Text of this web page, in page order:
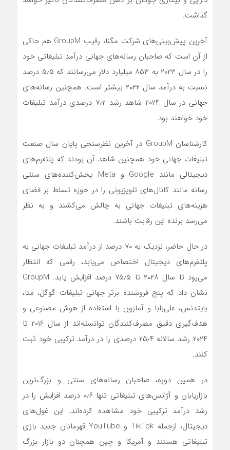
گذاشت.
آخرین پیش‌بینی‌های شرکت مگنا، رقیب GroupM هم حاکی
از آن است که صاحبان رسانه‌های جهانی درآمد تبلیغاتی خود
را در سال ۲۰۲۳ به ۸۵۳ میلیارد دلار می‌رسانند که ۵٫۵ درصد
نسبت به درآمد سال ۲۰۲۲ بیشتر است. همچنین رسانه‌های
جهانی در سال ۲۰۲۴ شاهد رشد ۷٫۲ درصدی درآمد تبلیغات
خود خواهند بود.
کارشناسان GroupM در آخرین نظرسنجی پایان سال صنعت
تبلیغات جهانی خود همچنین شاهد آن بودند که پلتفرم‌های
دیجیتالی مانند Google و Meta پخش‌کننده‌های سنتی
رسانه مانند کانال‌های تلویزیونی را در حوزه تسلط بر فضای
هزینه‌های تبلیغات جهانی به چالش می‌کشند و به نظر
می‌رسد برنده این رقابت باشند.
در حال حاضر، نزدیک به ۷۰ درصد از درآمد تبلیغات جهانی به
پلتفرم‌های دیجیتال اختصاص می‌یابد، رقمی که انتظار
می‌رود تا سال ۲۰۲۸ تا ۷۵٫۵ درصد افزایش یابد. GroupM
نشان داد که پنج فروشنده برتر جهانی تبلیغات گوگل، متا،
بایتدنس، علی‌بابا و آمازون با استفاده از هوش مصنوعی و
هدف‌گیری دقیق مصرف‌کنندگان توانسته‌اند از سال ۲۰۱۶ تا
۲۰۲۴ رشد سالانه ۲۵٫۴ درصدی را در درآمد ترکیبی خود ثبت
کنند.
در همین دوره، صاحبان رسانه‌های سنتی و بزرگ‌ترین
بازاریابان و آژانس‌های تبلیغاتی تنها ۰٫۶ درصد افزایش را در
رشد درآمد ترکیبی خود مشاهده کرده‌اند. این غول‌های
دیجیتال، ازجمله TikTok و YouTube قهرمانان جدید بازی
تبلیغاتی هستند و آمریکا و چین همچنان دو بازار بزرگ